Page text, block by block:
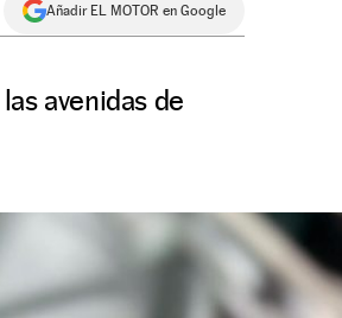
Añadir EL MOTOR en Google
avenidas de